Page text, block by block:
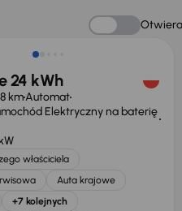
24 kWh
kmAutomat
Elektryczny na baterię
właściciela
Auta krajowe
+7 kolejnych